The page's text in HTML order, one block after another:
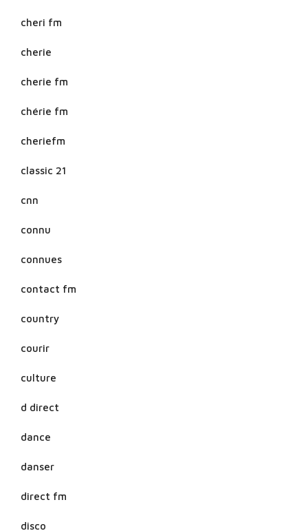
cheri fm
cherie
cherie fm
chérie fm
cheriefm
classic 21
cnn
connu
connues
contact fm
country
courir
culture
d direct
dance
danser
direct fm
disco